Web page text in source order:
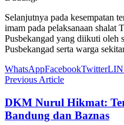
Selanjutnya pada kesempatan
imam pada pelaksanaan
Pusbekangad yang diikuti oleh
Pusbekangad serta warga
WhatsAppFacebookTwitter
Previous Article
DKM Nurul Hikmat:
Bandung dan Baznas